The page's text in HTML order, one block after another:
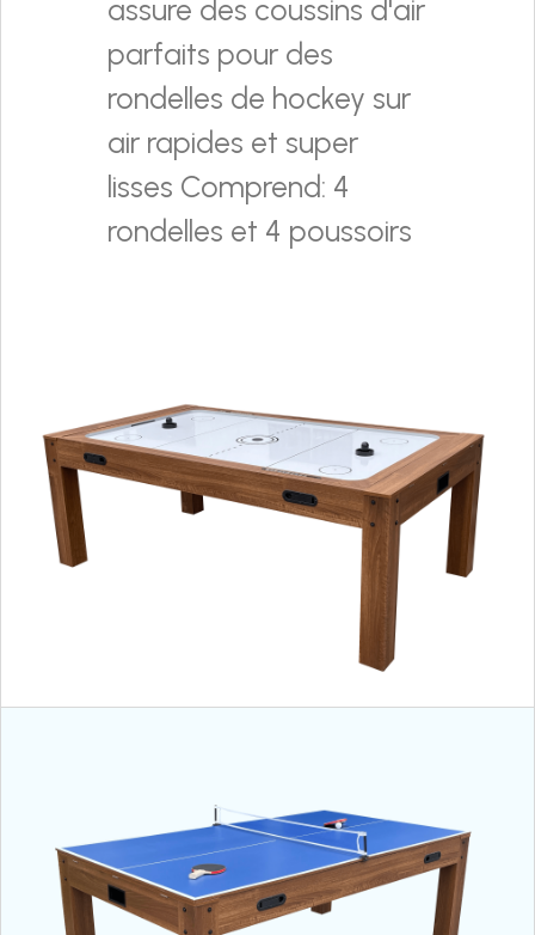
assure des coussins d'air
parfaits pour des
rondelles de hockey sur
air rapides et super
lisses Comprend: 4
rondelles et 4 poussoirs